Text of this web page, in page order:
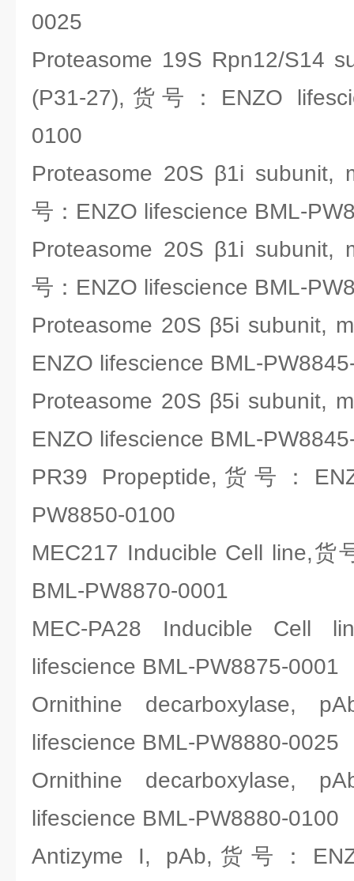
0025
Proteasome 19S Rpn12/S14
(P31-27),货号：ENZO
0100
Proteasome 20S β1i subunit,
号：ENZO lifescience BML-
Proteasome 20S β1i subunit,
号：ENZO lifescience BML-
Proteasome 20S β5i subunit,
ENZO lifescience BML-
Proteasome 20S β5i subunit,
ENZO lifescience BML-
PR39 Propeptide,货号：
PW8850-0100
MEC217 Inducible Cell line,货
BML-PW8870-0001
MEC-PA28 Inducible Cell
lifescience BML-PW8875-0001
Ornithine decarboxylase,
lifescience BML-PW8880-0025
Ornithine decarboxylase,
lifescience BML-PW8880-0100
Antizyme I, pAb,货号：